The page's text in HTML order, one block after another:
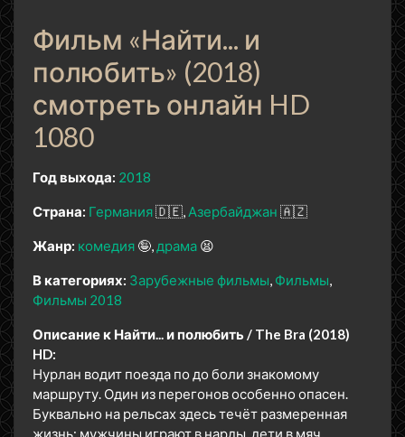
Фильм «Найти... и
полюбить» (2018)
смотреть онлайн HD
1080
Год выхода: 2018
Страна: Германия🇩🇪 Азербайджан 🇦🇿
Жанр: комедия 🤪 драма 😫
В категориях: Зарубежные фильмы Фильмы
Фильмы 2018
Описание к Найти... и полюбить / The Bra (2018)
HD:
Нурлан водит поезда по до боли знакомому
маршруту. Один из перегонов особенно опасен.
Буквально на рельсах здесь течёт размеренная
жизнь: мужчины играют в нарды, дети в мяч,